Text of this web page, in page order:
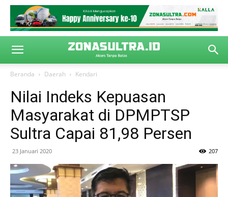
Beranda Daerah Kendari
Nilai Indeks Kepuasan
Masyarakat di DPMPTSP
Sultra Capai 81,98 Persen
23 Januari 2020 207